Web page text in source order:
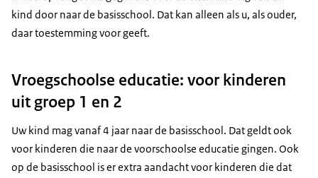
kind door naar de basisschool. Dat kan alleen als u, als ouder,
daar toestemming voor geeft.
Vroegschoolse educatie: voor kinderen
uit groep 1 en 2
Uw kind mag vanaf 4 jaar naar de basisschool. Dat geldt ook
voor kinderen die naar de voorschoolse educatie gingen. Ook
op de basisschool is er extra aandacht voor kinderen die dat